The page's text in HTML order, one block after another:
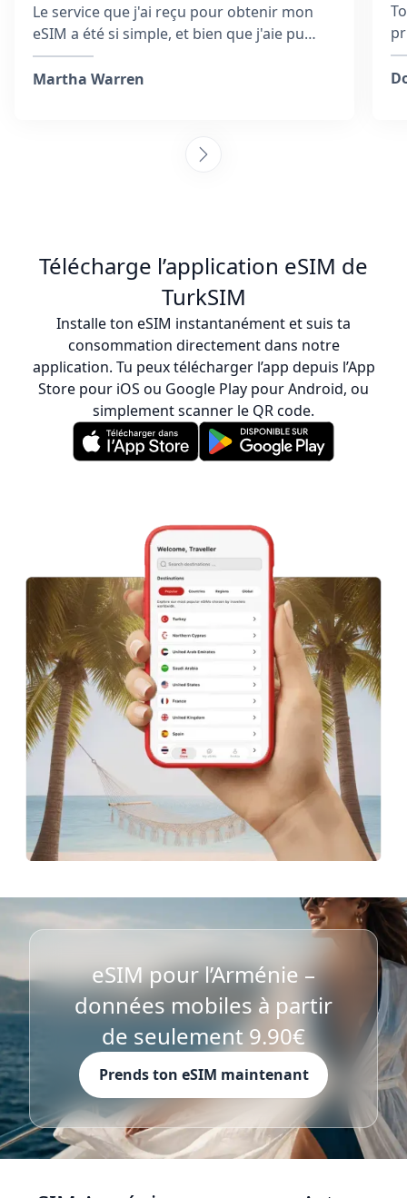
Le service que j'ai reçu pour obtenir mon
eSIM a été si simple, et bien que j'aie pu
entrer une mauvaise adresse e-mail,
l'équipe a répondu rapidement et a été utile
ce que je sois connecté. Collectionner des
cartes SIM à chaque destination est
vivement cette équipe! :)
Martha Warren
Télécharge l’application eSIM de
TurkSIM
Installe ton eSIM instantanément et suis ta
consommation directement dans notre
application. Tu peux télécharger l’app depuis l’App
Store pour iOS ou Google Play pour Android, ou
simplement scanner le QR code.
eSIM pour l’Arménie –
données mobiles à partir
de seulement 9.90€
Prends ton eSIM maintenant